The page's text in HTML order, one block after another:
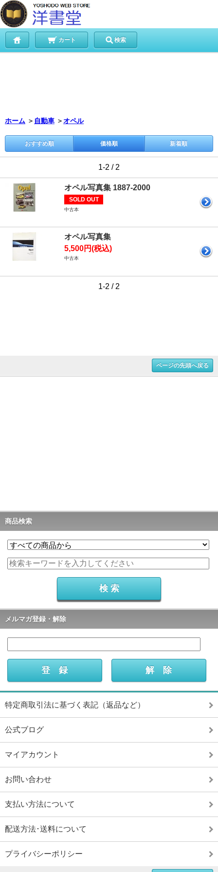
カート 検索
ホーム ＞ 自動車 ＞オペル
おすすめ順 価格順 新着順
1-2 / 2
オペル写真集 1887-2000
SOLD OUT
中古本
オペル写真集
5,500円(税込)
中古本
1-2 / 2
ページの先頭へ戻る
商品検索
メルマガ登録・解除
特定商取引法に基づく表記（返品など）
公式ブログ
マイアカウント
お問い合わせ
支払い方法について
配送方法･送料について
プライバシーポリシー